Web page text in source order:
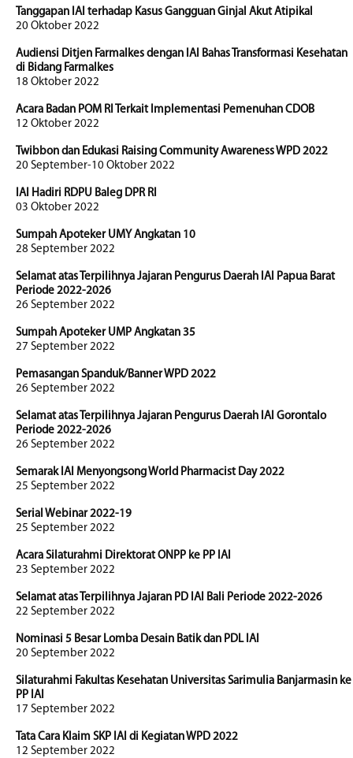
Tanggapan IAI terhadap Kasus Gangguan Ginjal Akut Atipikal
20 Oktober 2022
Audiensi Ditjen Farmalkes dengan IAI Bahas Transformasi Kesehatan
di Bidang Farmalkes
18 Oktober 2022
Acara Badan POM RI Terkait Implementasi Pemenuhan CDOB
12 Oktober 2022
Twibbon dan Edukasi Raising Community Awareness WPD 2022
20 September-10 Oktober 2022
IAI Hadiri RDPU Baleg DPR RI
03 Oktober 2022
Sumpah Apoteker UMY Angkatan 10
28 September 2022
Selamat atas Terpilihnya Jajaran Pengurus Daerah IAI Papua Barat
Periode 2022-2026
26 September 2022
Sumpah Apoteker UMP Angkatan 35
27 September 2022
Pemasangan Spanduk/Banner WPD 2022
26 September 2022
Selamat atas Terpilihnya Jajaran Pengurus Daerah IAI Gorontalo
Periode 2022-2026
26 September 2022
Semarak IAI Menyongsong World Pharmacist Day 2022
25 September 2022
Serial Webinar 2022-19
25 September 2022
Acara Silaturahmi Direktorat ONPP ke PP IAI
23 September 2022
Selamat atas Terpilihnya Jajaran PD IAI Bali Periode 2022-2026
22 September 2022
Nominasi 5 Besar Lomba Desain Batik dan PDL IAI
20 September 2022
Silaturahmi Fakultas Kesehatan Universitas Sarimulia Banjarmasin ke
PP IAI
17 September 2022
Tata Cara Klaim SKP IAI di Kegiatan WPD 2022
12 September 2022